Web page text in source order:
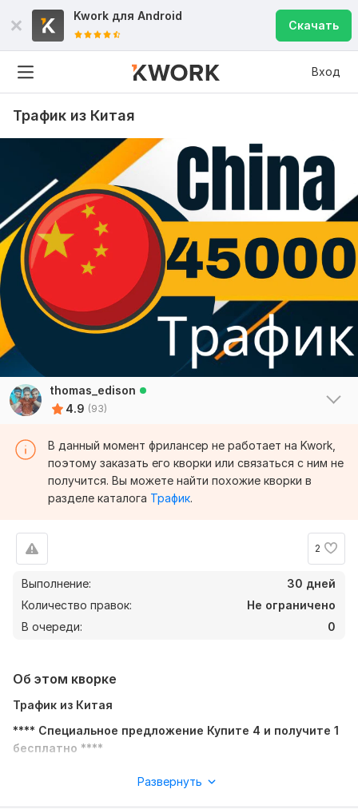
Kwork для Android
Скачать
Вход
Трафик из Китая
thomas_edison
4.9 (93)
В данный момент фрилансер не работает на Kwork,
поэтому заказать его кворки или связаться с ним не
получится. Вы можете найти похожие кворки в
разделе каталога Трафик.
2
Выполнение:
30 дней
Количество правок:
Не ограничено
В очереди:
0
Об этом кворке
Трафик из Китая
**** Специальное предложение Купите 4 и получите 1
бесплатно ****
реального и целевого трафика на ваш сайт? Тогда вы
Развернуть